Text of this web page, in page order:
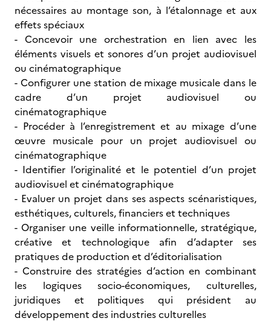
nécessaires au montage son, à l’étalonnage et aux
effets spéciaux
- Concevoir une orchestration en lien avec les
éléments visuels et sonores d’un projet audiovisuel
ou cinématographique
- Configurer une station de mixage musicale dans le
cadre d’un projet audiovisuel ou
cinématographique
- Procéder à l’enregistrement et au mixage d’une
œuvre musicale pour un projet audiovisuel ou
cinématographique
- Identifier l’originalité et le potentiel d’un projet
audiovisuel et cinématographique
- Evaluer un projet dans ses aspects scénaristiques,
esthétiques, culturels, financiers et techniques
- Organiser une veille informationnelle, stratégique,
créative et technologique afin d’adapter ses
pratiques de production et d’éditorialisation
- Construire des stratégies d’action en combinant
les logiques socio-économiques, culturelles,
juridiques et politiques qui président au
développement des industries culturelles